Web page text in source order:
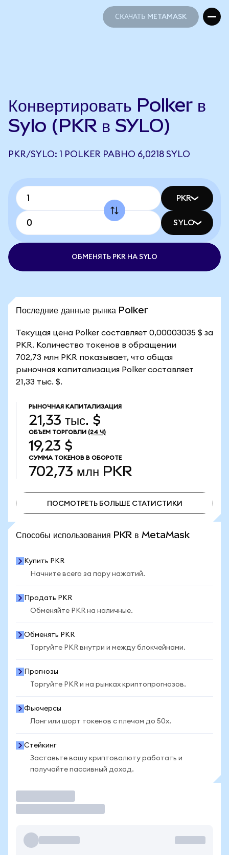
СКАЧАТЬ METAMASK
Конвертировать Polker в
Sylo (PKR в SYLO)
PKR/SYLO: 1 POLKER РАВНО 6,0218 SYLO
PKR
SYLO
ОБМЕНЯТЬ PKR НА SYLO
Последние данные рынка Polker
Текущая цена Polker составляет 0,00003035 $ за
PKR. Количество токенов в обращении
702,73 млн PKR показывает, что общая
рыночная капитализация Polker составляет
21,33 тыс. $.
РЫНОЧНАЯ КАПИТАЛИЗАЦИЯ
21,33 тыс. $
ОБЪЕМ ТОРГОВЛИ (24 Ч)
19,23 $
СУММА ТОКЕНОВ В ОБОРОТЕ
702,73 млн PKR
ПОСМОТРЕТЬ БОЛЬШЕ СТАТИСТИКИ
Способы использования PKR в MetaMask
Купить PKR
Начните всего за пару нажатий.
Продать PKR
Обменяйте PKR на наличные.
Обменять PKR
Торгуйте PKR внутри и между блокчейнами.
Прогнозы
Торгуйте PKR и на рынках криптопрогнозов.
Фьючерсы
Лонг или шорт токенов с плечом до 50x.
Стейкинг
Заставьте вашу криптовалюту работать и
получайте пассивный доход.